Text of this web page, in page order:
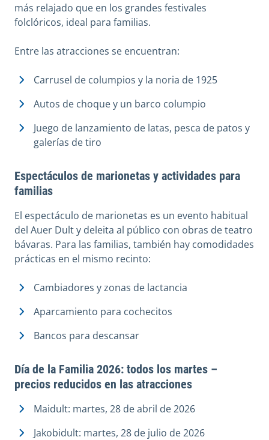
más relajado que en los grandes festivales
folclóricos, ideal para familias.
Entre las atracciones se encuentran:
Carrusel de columpios y la noria de 1925
Autos de choque y un barco columpio
Juego de lanzamiento de latas, pesca de patos y
galerías de tiro
Espectáculos de marionetas y actividades para
familias
El espectáculo de marionetas es un evento habitual
del Auer Dult y deleita al público con obras de teatro
bávaras. Para las familias, también hay comodidades
prácticas en el mismo recinto:
Cambiadores y zonas de lactancia
Aparcamiento para cochecitos
Bancos para descansar
Día de la Familia 2026: todos los martes –
precios reducidos en las atracciones
Maidult: martes, 28 de abril de 2026
Jakobidult: martes, 28 de julio de 2026